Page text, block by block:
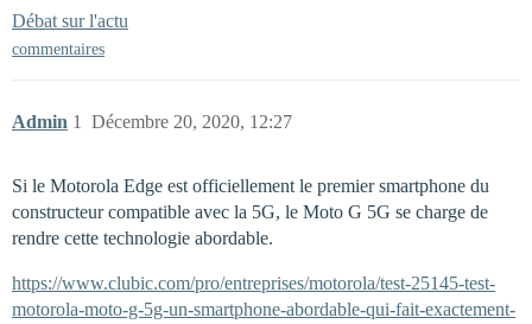
Débat sur l'actu
commentaires
Admin Décembre 20, 2020, 12:27
1
Si le Motorola Edge est officiellement le premier smartphone du
constructeur compatible avec la 5G, le Moto G 5G se charge de
rendre cette technologie abordable.
https://www.clubic.com/pro/entreprises/motorola/test-25145-test-
motorola-moto-g-5g-un-smartphone-abordable-qui-fait-exactement-